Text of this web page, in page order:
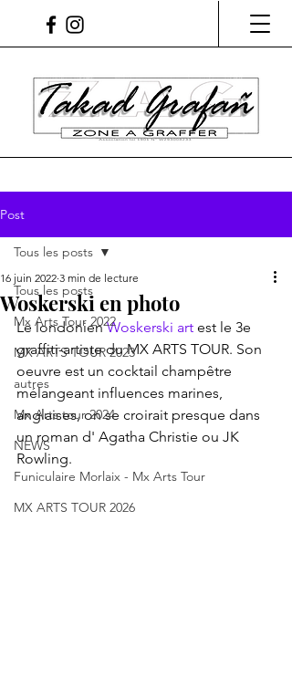
Post
Tous les posts
Mx Arts Tour 2022
MX ARTS TOUR 2023
autres
Mx Arts tour 2024
NEWS
Funiculaire Morlaix - Mx Arts Tour
MX ARTS TOUR 2026
Tous les posts
Woskerski en photo
16 juin 2022 3 min de lecture
Le londonien Woskerski art est le 3e
graffiti-artiste du MX ARTS TOUR. Son
oeuvre est un cocktail champêtre
mélangeant influences marines,
anglaises, on se croirait presque dans
un roman d' Agatha Christie ou JK
Rowling.